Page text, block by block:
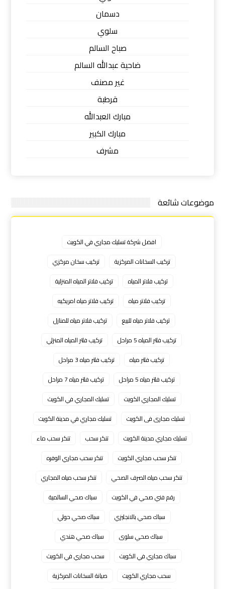
دسمان
سلوي
صباح السالم
ضاحية عبدالله السالم
غير مصنف
قرطبة
مبارك العبدالله
مبارك الكبير
مشرف
موضوعات شائعة
افضل شركة تسليك مجاري في الكويت
تركيب السخانات المركزية
تركيب سخان مركزي
تركيب فلاتر المياه
تركيب فلاتر المياه المنزلية
تركيب فلاتر مياه
تركيب فلاتر مياه امريكيه
تركيب فلاتر مياه للبيع
تركيب فلاتر مياه للمنازل
تركيب فلتر المياه 5 مراحل
تركيب فلتر المياه المنزلي
تركيب فلتر مياه
تركيب فلتر مياه 3 مراحل
تركيب فلتر مياه 5 مراحل
تركيب فلتر مياه 7 مراحل
تسليك المجاري الكويت
تسليك المجاري في الكويت
تسليك مجارى فى الكويت
تسليك مجاري في مدينة الكويت
تسليك مجاري مدينة الكويت
تنكر سحب
تنكر سحب ماء
تنكر سحب مجاري الكويت
تنكر سحب مجاري الوفره
تنكر سحب مياه الصرف الصحي
تنكر سحب مياه المجاري
رقم فني صحي في الكويت
سباك صحي السالمية
سباك صحي بالانجليزي
سباك صحي حولي
سباك صحي سلوى
سباك صحي هندي
سباك مجاري في الكويت
سحب مجاري في الكويت
سحب مجاري الكويت
صيانة السخانات المركزية